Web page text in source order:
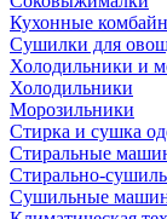
Кухонные
Сушилки для
Холодильники и
Холодильники
Морозильники
Стирка и сушка
Стиральные
Стирально-
Сушильные